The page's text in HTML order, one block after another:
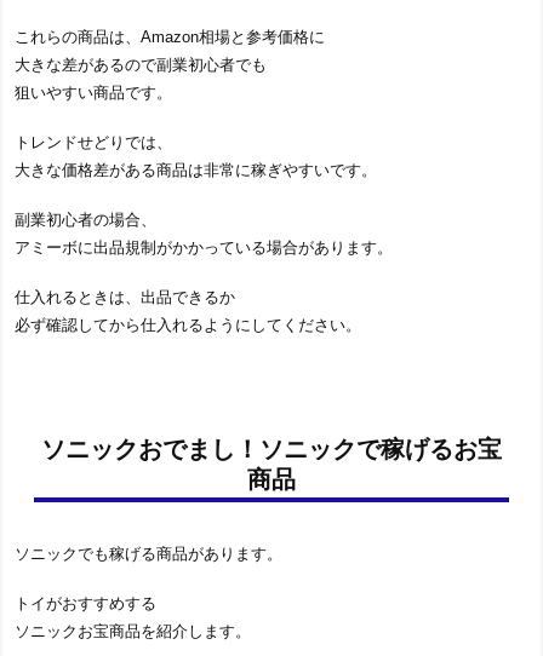
これらの商品は、Amazon相場と参考価格に
大きな差があるので副業初心者でも
狙いやすい商品です。
トレンドせどりでは、
大きな価格差がある商品は非常に稼ぎやすいです。
副業初心者の場合、
アミーボに出品規制がかかっている場合があります。
仕入れるときは、出品できるか
必ず確認してから仕入れるようにしてください。
ソニックおでまし！ソニックで稼げるお宝
商品
ソニックでも稼げる商品があります。
トイがおすすめする
ソニックお宝商品を紹介します。